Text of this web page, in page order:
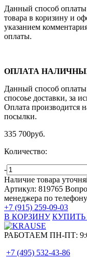
Данный способ
товара в коризину и
указанием
оплаты.
ОПЛАТА
Данный способ
спосоье доставки, за
Оплата производится
посылки.
335 700руб.
Количество:
-
Наличие товара
Артикул: 819765
менеджера по
+7 (915) 259-09-03
В КОРЗИНУ
РАБОТАЕМ ПН-ПТ:
+7 (495) 532-43-86